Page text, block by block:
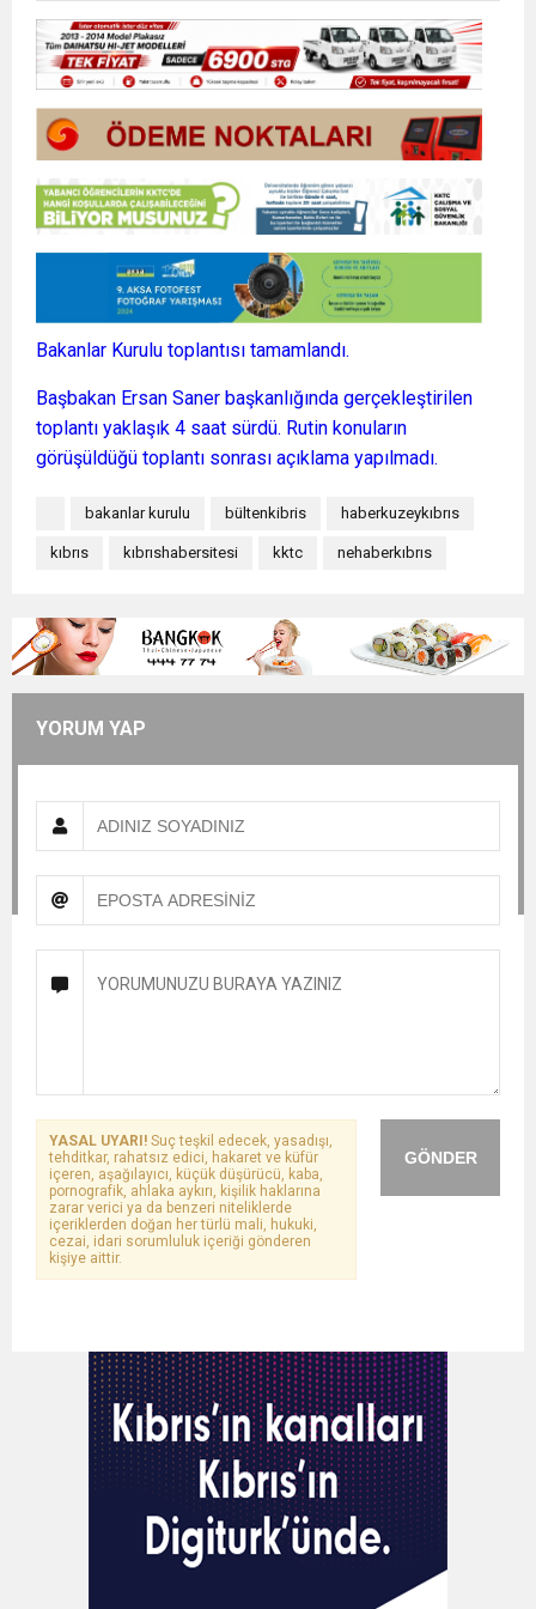
Bakanlar Kurulu toplantısı tamamlandı.
Başbakan Ersan Saner başkanlığında gerçekleştirilen
toplantı yaklaşık 4 saat sürdü. Rutin konuların
görüşüldüğü toplantı sonrası açıklama yapılmadı.
bakanlar kurulu bültenkibris haberkuzeykıbrıs
kıbrıs kıbrıshabersitesi kktc nehaberkıbrıs
YORUM YAP
GÖNDER
YASAL UYARI! Suç teşkil edecek, yasadışı,
tehditkar, rahatsız edici, hakaret ve küfür
içeren, aşağılayıcı, küçük düşürücü, kaba,
pornografik, ahlaka aykırı, kişilik haklarına
zarar verici ya da benzeri niteliklerde
içeriklerden doğan her türlü mali, hukuki,
cezai, idari sorumluluk içeriği gönderen
kişiye aittir.